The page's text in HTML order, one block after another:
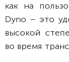
как на
Dyno – это
высокой
во время